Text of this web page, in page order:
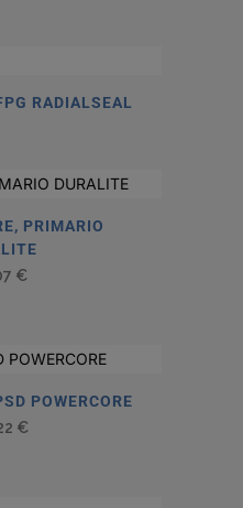
RADIALSEAL
PRIMARIO
€
POWERCORE
€